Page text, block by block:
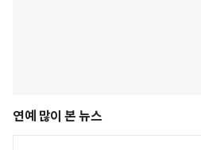
연예 많이 본 뉴스